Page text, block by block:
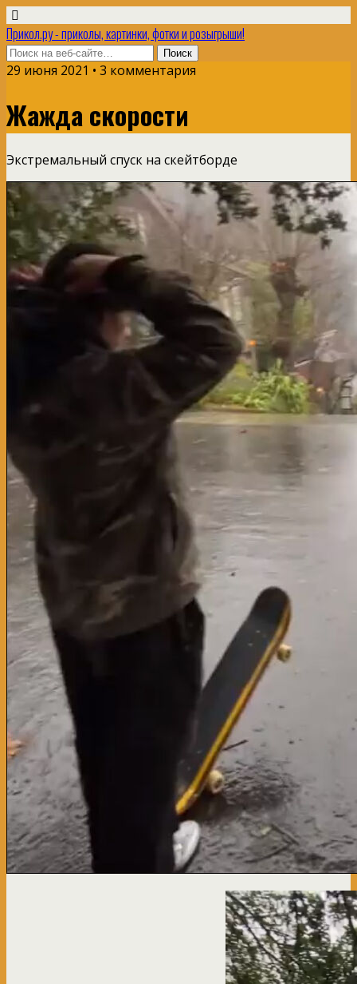
Прикол.ру - приколы, картинки, фотки и розыгрыши!
29 июня 2021 • 3 комментария
Жажда скорости
Экстремальный спуск на скейтборде